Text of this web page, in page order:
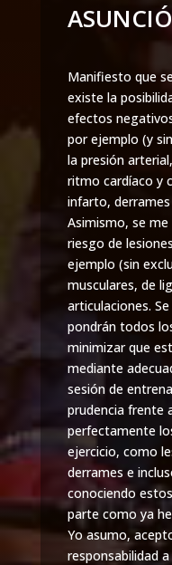
Manifiesto que
existe la
efectos
por ejemplo (y
la presión
ritmo cardíaco y
infarto,
Asimismo, se
riesgo de
ejemplo (sin
musculares, de
articulaciones.
pondrán todos
minimizar que
mediante
sesión de
prudencia frente
perfectamente
ejercicio, como
derrames e
conociendo
parte como ya
Yo asumo,
responsabilidad